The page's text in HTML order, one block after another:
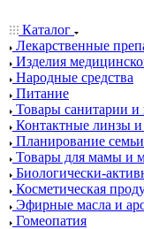
Каталог
Лекарственные
Изделия
Народные средства
Питание
Товары санитарии и
Контактные линзы и
Планирование семьи
Товары для мамы и
Биологически-
Косметическая
Эфирные масла и
Гомеопатия